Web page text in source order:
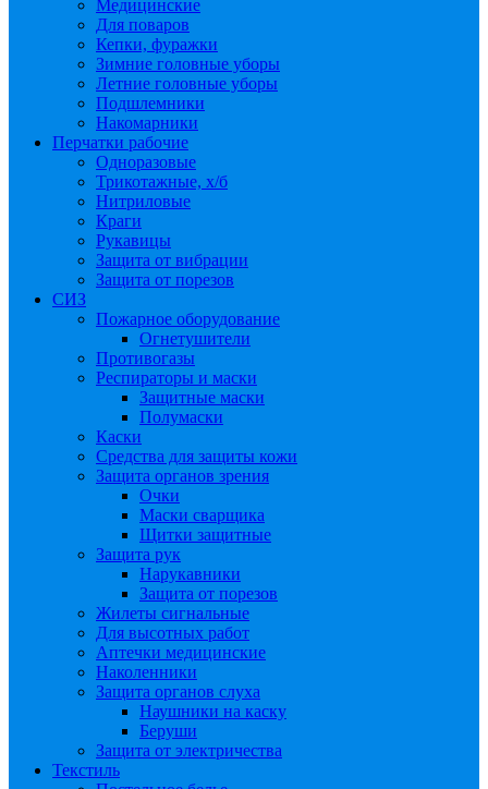
Медицинские
Для поваров
Кепки, фуражки
Зимние головные уборы
Летние головные уборы
Подшлемники
Накомарники
Перчатки рабочие
Одноразовые
Трикотажные, х/б
Нитриловые
Краги
Рукавицы
Защита от вибрации
Защита от порезов
СИЗ
Пожарное оборудование
Огнетушители
Противогазы
Респираторы и маски
Защитные маски
Полумаски
Каски
Средства для защиты кожи
Защита органов зрения
Очки
Маски сварщика
Щитки защитные
Защита рук
Нарукавники
Защита от порезов
Жилеты сигнальные
Для высотных работ
Аптечки медицинские
Наколенники
Защита органов слуха
Наушники на каску
Беруши
Защита от электричества
Текстиль